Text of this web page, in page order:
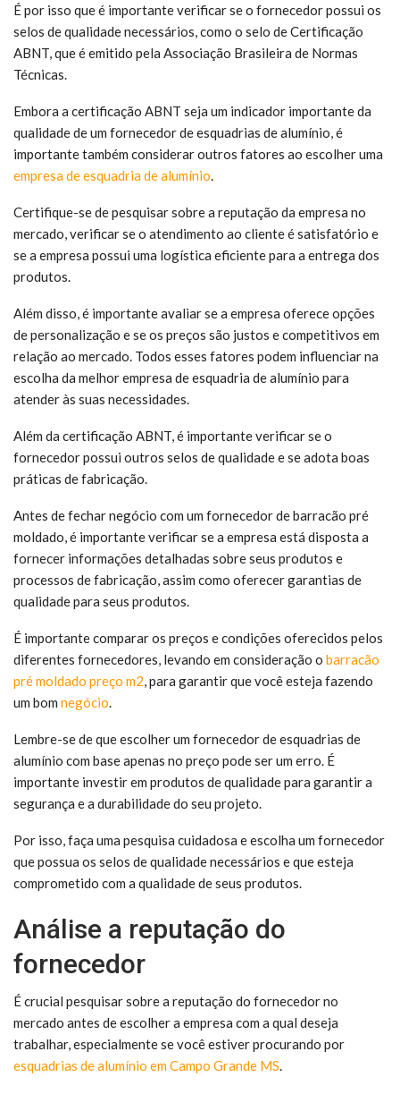
É por isso que é importante verificar se o fornecedor possui os
selos de qualidade necessários, como o selo de Certificação
ABNT, que é emitido pela Associação Brasileira de Normas
Técnicas.
Embora a certificação ABNT seja um indicador importante da
qualidade de um fornecedor de esquadrias de alumínio, é
importante também considerar outros fatores ao escolher uma
empresa de esquadria de alumínio.
Certifique-se de pesquisar sobre a reputação da empresa no
mercado, verificar se o atendimento ao cliente é satisfatório e
se a empresa possui uma logística eficiente para a entrega dos
produtos.
Além disso, é importante avaliar se a empresa oferece opções
de personalização e se os preços são justos e competitivos em
relação ao mercado. Todos esses fatores podem influenciar na
escolha da melhor empresa de esquadria de alumínio para
atender às suas necessidades.
Além da certificação ABNT, é importante verificar se o
fornecedor possui outros selos de qualidade e se adota boas
práticas de fabricação.
Antes de fechar negócio com um fornecedor de barracão pré
moldado, é importante verificar se a empresa está disposta a
fornecer informações detalhadas sobre seus produtos e
processos de fabricação, assim como oferecer garantias de
qualidade para seus produtos.
É importante comparar os preços e condições oferecidos pelos
diferentes fornecedores, levando em consideração o barracão
pré moldado preço m2, para garantir que você esteja fazendo
um bom negócio.
Lembre-se de que escolher um fornecedor de esquadrias de
alumínio com base apenas no preço pode ser um erro. É
importante investir em produtos de qualidade para garantir a
segurança e a durabilidade do seu projeto.
Por isso, faça uma pesquisa cuidadosa e escolha um fornecedor
que possua os selos de qualidade necessários e que esteja
comprometido com a qualidade de seus produtos.
Análise a reputação do
fornecedor
É crucial pesquisar sobre a reputação do fornecedor no
mercado antes de escolher a empresa com a qual deseja
trabalhar, especialmente se você estiver procurando por
esquadrias de alumínio em Campo Grande MS.